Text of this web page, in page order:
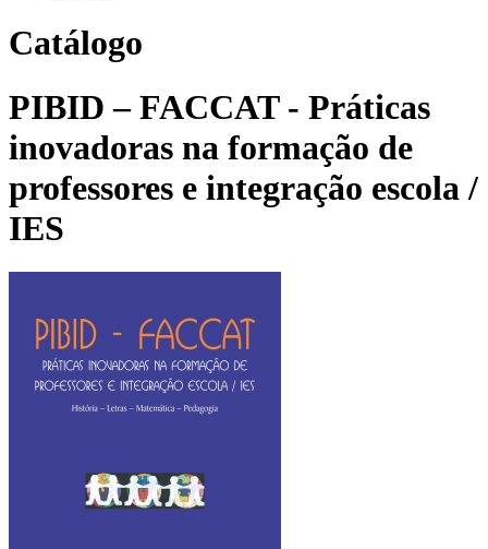
Catálogo
PIBID – FACCAT - Práticas
inovadoras na formação de
professores e integração escola /
IES